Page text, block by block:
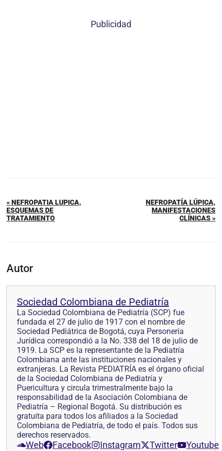
Publicidad
« NEFROPATIA LUPICA,
ESQUEMAS DE
TRATAMIENTO
NEFROPATÍA LÚPICA,
MANIFESTACIONES
CLÍNICAS »
Autor
Sociedad Colombiana de Pediatría
La Sociedad Colombiana de Pediatría (SCP) fue
fundada el 27 de julio de 1917 con el nombre de
Sociedad Pediátrica de Bogotá, cuya Personería
Jurídica correspondió a la No. 338 del 18 de julio de
1919. La SCP es la representante de la Pediatría
Colombiana ante las instituciones nacionales y
extranjeras. La Revista PEDIATRÍA es el órgano oficial
de la Sociedad Colombiana de Pediatría y
Puericultura y circula trimestralmente bajo la
responsabilidad de la Asociación Colombiana de
Pediatría – Regional Bogotá. Su distribución es
gratuita para todos los afiliados a la Sociedad
Colombiana de Pediatría, de todo el país. Todos sus
derechos reservados.
Web Facebook Instagram Twitter Youtube